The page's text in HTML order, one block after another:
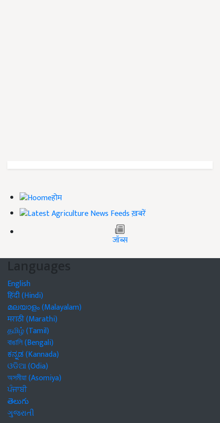
होम
ख़बरें
जॉब्स
Languages
English
हिंदी (Hindi)
മലയാളം (Malayalam)
मराठी (Marathi)
தமிழ் (Tamil)
বাঙালি (Bengali)
ಕನ್ನಡ (Kannada)
ଓଡିଆ (Odia)
অসমীয়া (Asomiya)
ਪੰਜਾਬੀ
తెలుగు
ગુજરાતી